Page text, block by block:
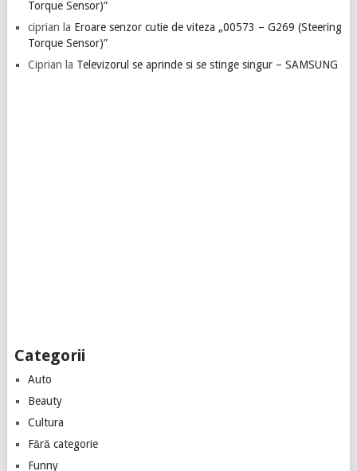
Torque Sensor)”
ciprian la Eroare senzor cutie de viteza „00573 – G269 (Steering
Torque Sensor)”
Ciprian la Televizorul se aprinde si se stinge singur – SAMSUNG
Categorii
Auto
Beauty
Cultura
Fără categorie
Funny